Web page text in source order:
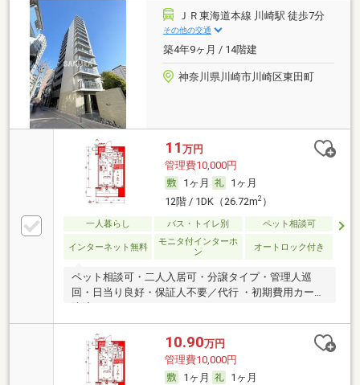
ＪＲ東海道本線 川崎駅 徒歩7分
その他の交通
築4年9ヶ月 / 14階建
神奈川県川崎市川崎区東田町
11 万円
管理費10,000円
1ヶ月
1ヶ月
12階 / 1DK（26.72m2）
一人暮らし バス・トイレ別 ペット相談可
インターネット無料
モニタ付インターホ
ン
オートロック付き
ペット相談可・二人入居可・分譲タイプ・管理人巡
回・日当り良好・保証人不要／代行 ・初期費用カード
10.90万円
管理費10,000円
1ヶ月
1ヶ月